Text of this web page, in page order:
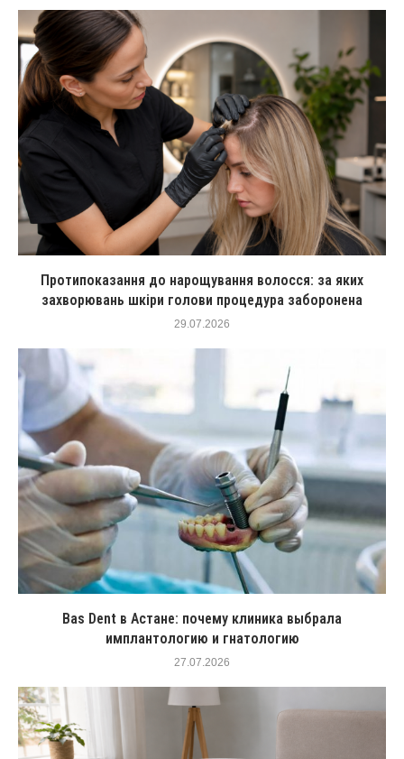
Протипоказання до нарощування волосся: за яких
захворювань шкіри голови процедура заборонена
29.07.2026
Bas Dent в Астане: почему клиника выбрала
имплантологию и гнатологию
27.07.2026